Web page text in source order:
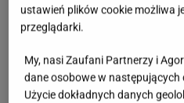
ustawień plików cookie możliwa
przeglądarki.
My, nasi Zaufani Partnerzy i
dane osobowe w następujących
Użycie dokładnych danych